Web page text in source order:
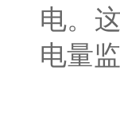
电。
电量